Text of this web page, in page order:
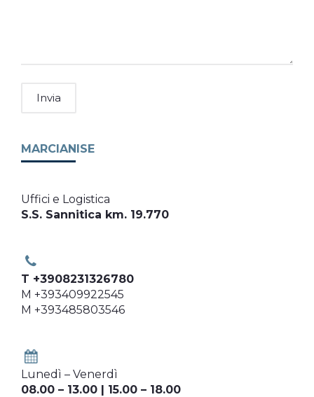
MARCIANISE
Uffici e Logistica
S.S. Sannitica km. 19.770
T +3908231326780
M +393409922545
M +393485803546
Lunedì – Venerdì
08.00 – 13.00 | 15.00 – 18.00